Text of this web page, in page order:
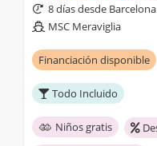
8 días desde Barcelona
MSC Meraviglia
Financiación disponible
Todo Incluido
Niños gratis